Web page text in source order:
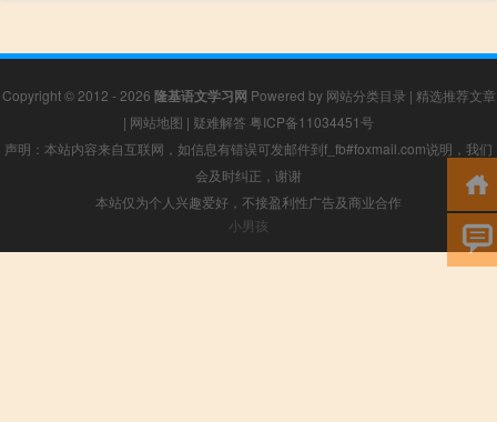
Copyright © 2012 - 2026 隆基语文学习网 Powered by 网站分类目录 | 精选推荐文章
| 网站地图 | 疑难解答 粤ICP备11034451号
声明：本站内容来自互联网，如信息有错误可发邮件到f_fb#foxmail.com说明，我们
会及时纠正，谢谢
本站仅为个人兴趣爱好，不接盈利性广告及商业合作
小男孩